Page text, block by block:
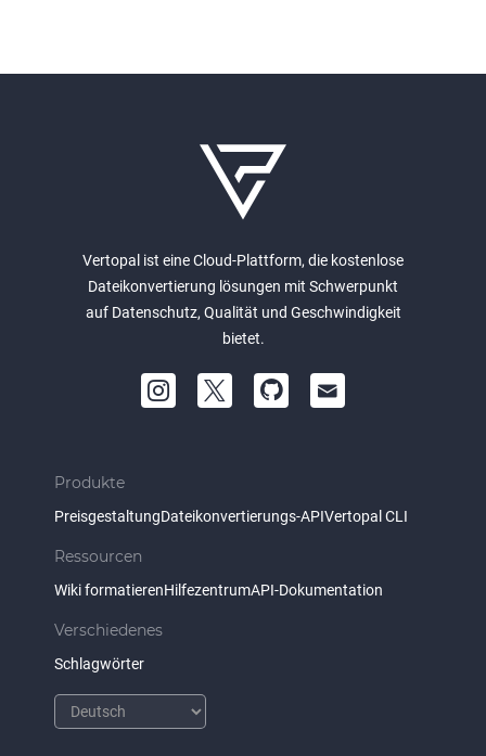
Vertopal ist eine Cloud-Plattform, die kostenlose
Dateikonvertierung lösungen mit Schwerpunkt
auf Datenschutz, Qualität und Geschwindigkeit
bietet.
Produkte
PreisgestaltungDateikonvertierungs-APIVertopal CLI
Ressourcen
Wiki formatierenHilfezentrumAPI-Dokumentation
Verschiedenes
Schlagwörter